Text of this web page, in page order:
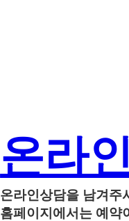
온라
온라인상담을 남겨주
홈페이지에서는 예약